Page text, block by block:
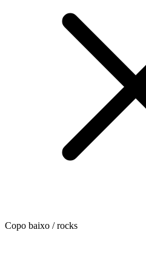
Copo baixo / rocks